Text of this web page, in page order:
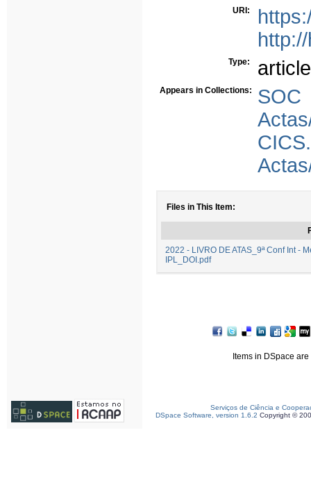
URI:
Type: article
Appears in Collections:
Files in This Item:
2022 - LIVRO DE ATAS_9ª Conf Int -
IPL_DOI.pdf
Items in DSpace
Serviços de Ciência e
DSpace Software, version 1.6.2 Copyright ©